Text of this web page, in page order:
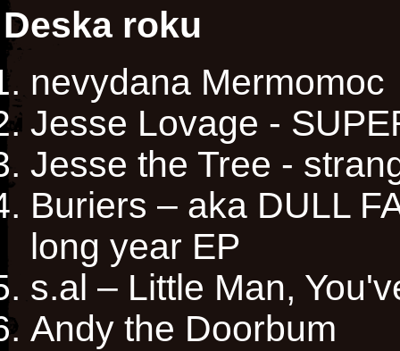
Deska roku
nevydana Mermomoc
Jesse Lovage -
Jesse the Tree -
Buriers – aka DULL
long year EP
s.al – Little Man,
Andy the Doorbum